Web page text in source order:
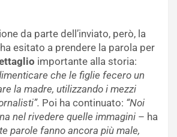
da parte dell’inviato, però, la
esitato a prendere la parola per
importante alla storia:
che le figlie fecero un
la madre, utilizzando i mezzi
Poi ha continuato: “Noi
nel rivedere quelle immagini – ha
parole fanno ancora più male,